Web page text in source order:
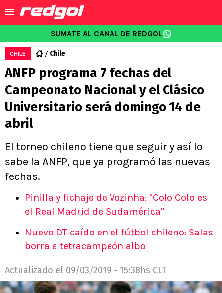
SUMATE AL CANAL DE REDGOL
CHILE Chile
ANFP programa 7 fechas del
Campeonato Nacional y el Clásico
Universitario será domingo 14 de
abril
El torneo chileno tiene que seguir y así lo
sabe la ANFP, que ya programó las nuevas
fechas.
Pinilla y fichaje de Vozinha: "Colo Colo es
el Real Madrid de Sudamérica"
Nuevo DT caído en el fútbol chileno: Salas
borra a tetracampeón albo
Actualizado el 09/03/2019 - 15:38hs CLT